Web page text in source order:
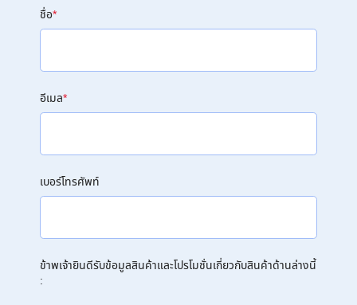
ชื่อ*
อีเมล*
เบอร์โทรศัพท์
ข้าพเจ้ายินดีรับข้อมูลสินค้าและโปรโมชั่นเกี่ยวกับสินค้าด้านล่างนี้
: